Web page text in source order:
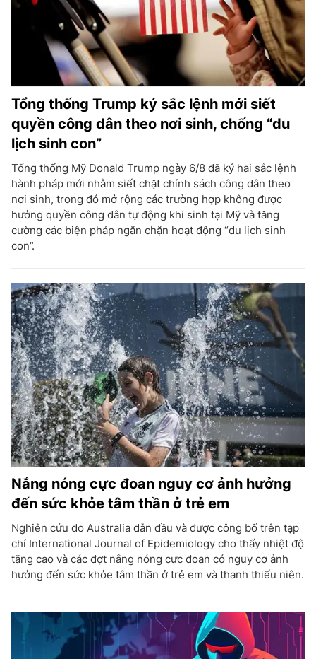
Tổng thống Trump ký sắc lệnh mới siết
quyền công dân theo nơi sinh, chống “du
lịch sinh con”
Tổng thống Mỹ Donald Trump ngày 6/8 đã ký hai sắc lệnh
hành pháp mới nhằm siết chặt chính sách công dân theo
nơi sinh, trong đó mở rộng các trường hợp không được
hưởng quyền công dân tự động khi sinh tại Mỹ và tăng
cường các biện pháp ngăn chặn hoạt động “du lịch sinh
con”.
Nắng nóng cực đoan nguy cơ ảnh hưởng
đến sức khỏe tâm thần ở trẻ em
Nghiên cứu do Australia dẫn đầu và được công bố trên tạp
chí International Journal of Epidemiology cho thấy nhiệt độ
tăng cao và các đợt nắng nóng cực đoan có nguy cơ ảnh
hưởng đến sức khỏe tâm thần ở trẻ em và thanh thiếu niên.